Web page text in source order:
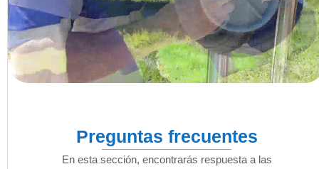
Preguntas frecuentes
En esta sección, encontrarás respuesta a las